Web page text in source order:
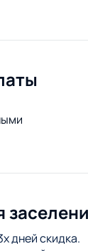
дней скидка.